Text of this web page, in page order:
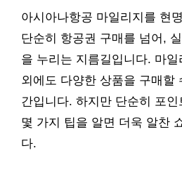
아시아나항공 마일리지를 현
단순히 항공권 구매를 넘어,
을 누리는 지름길입니다. 마
외에도 다양한 상품을 구매할
간입니다. 하지만 단순히 포
몇 가지 팁을 알면 더욱 알찬
다.